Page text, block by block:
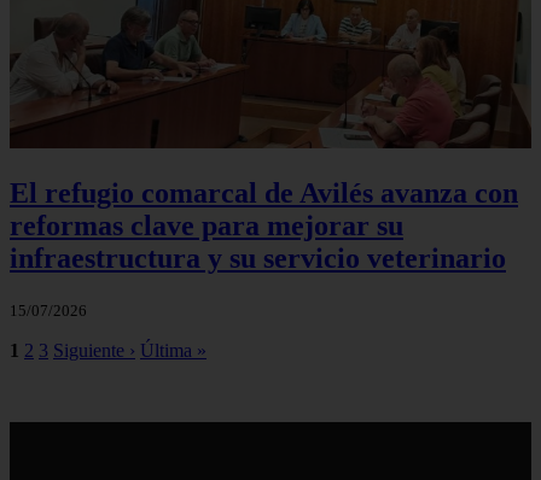
El refugio comarcal de Avilés avanza con
reformas clave para mejorar su
infraestructura y su servicio veterinario
15/07/2026
1 2 3 Siguiente › Última »